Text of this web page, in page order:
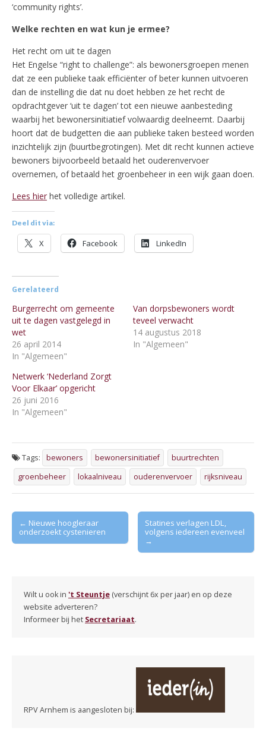
‘community rights’.
Welke rechten en wat kun je ermee?
Het recht om uit te dagen
Het Engelse “right to challenge”: als bewonersgroepen menen
dat ze een publieke taak efficiënter of beter kunnen uitvoeren
dan de instelling die dat nu doet hebben ze het recht de
opdrachtgever ‘uit te dagen’ tot een nieuwe aanbesteding
waarbij het bewonersinitiatief volwaardig deelneemt. Daarbij
hoort dat de budgetten die aan publieke taken besteed worden
inzichtelijk zijn (buurtbegrotingen). Met dit recht kunnen actieve
bewoners bijvoorbeeld betaald het ouderenvervoer
overnemen, of betaald het groenbeheer in een wijk gaan doen.
Lees hier het volledige artikel.
Deel dit via:
X Facebook LinkedIn
Gerelateerd
Burgerrecht om gemeente
uit te dagen vastgelegd in
wet
26 april 2014
In "Algemeen"
Van dorpsbewoners wordt
teveel verwacht
14 augustus 2018
In "Algemeen"
Netwerk ‘Nederland Zorgt
Voor Elkaar’ opgericht
26 juni 2016
In "Algemeen"
Tags: bewoners bewonersinitiatief
buurtrechten
groenbeheer
lokaalniveau ouderenvervoer rijksniveau
Post
navigation
← Nieuwe hoogleraar
onderzoekt cystenieren
Statines verlagen LDL,
volgens iedereen evenveel
→
Wilt u ook in 't Steuntje (verschijnt 6x per jaar) en op deze
website adverteren?
Informeer bij het Secretariaat.
RPV Arnhem is aangesloten bij: